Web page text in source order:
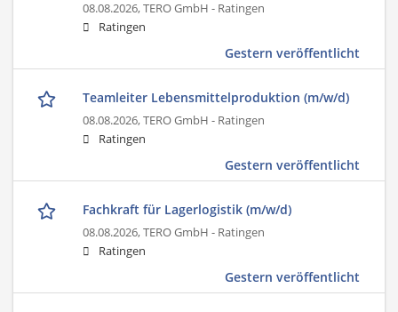
08.08.2026,TERO GmbH - Ratingen
Ratingen
Gestern veröffentlicht
Teamleiter Lebensmittelproduktion (m/w/d)
08.08.2026,TERO GmbH - Ratingen
Ratingen
Gestern veröffentlicht
Fachkraft für Lagerlogistik (m/w/d)
08.08.2026,TERO GmbH - Ratingen
Ratingen
Gestern veröffentlicht